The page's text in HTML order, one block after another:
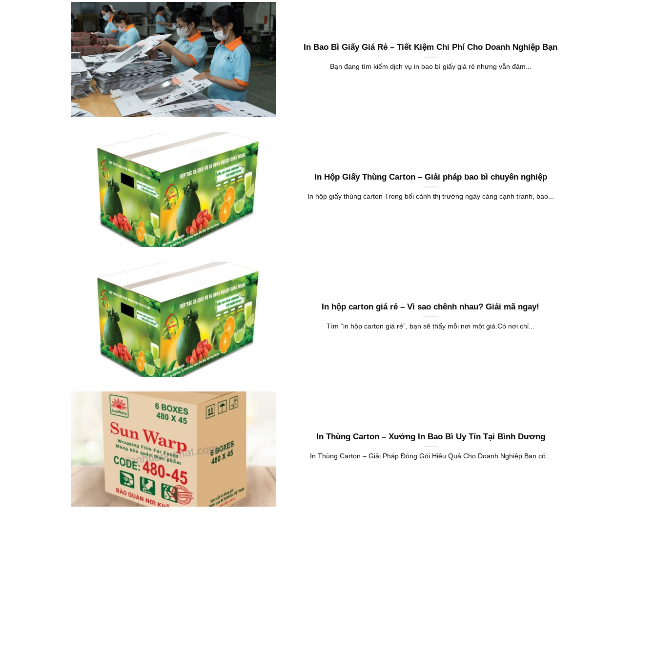
In Bao Bì Giấy Giá Rẻ – Tiết Kiệm Chi Phí Cho Doanh Nghiệp Bạn
Bạn đang tìm kiếm dịch vụ in bao bì giấy giá rẻ nhưng vẫn đảm...
In Hộp Giấy Thùng Carton – Giải pháp bao bì chuyên nghiệp
In hộp giấy thùng carton Trong bối cảnh thị trường ngày càng cạnh tranh, bao...
In hộp carton giá rẻ – Vì sao chênh nhau? Giải mã ngay!
Tìm “in hộp carton giá rẻ”, bạn sẽ thấy mỗi nơi một giá.Có nơi chỉ...
In Thùng Carton – Xưởng In Bao Bì Uy Tín Tại Bình Dương
In Thùng Carton – Giải Pháp Đóng Gói Hiệu Quả Cho Doanh Nghiệp Bạn có...